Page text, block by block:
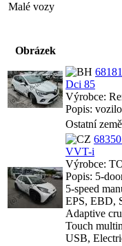
Malé vozy
Obrázek
Dci 85
Výrobce:
Popis:
Ostatní země
VVT-i
Výrobce:
Popis: 5-
5-speed
EPS, EBD,
Adaptive
Touch
USB,